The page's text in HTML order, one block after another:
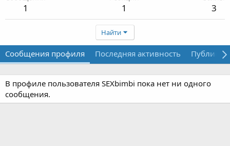
1 1 3
Найти
Сообщения профиля Последняя активность
В профиле пользователя SEXbimbi пока нет ни одного
сообщения.